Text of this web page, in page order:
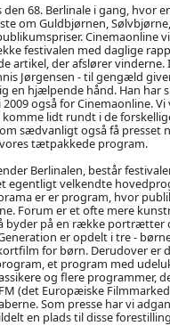
den 68. Berlinale i gang, hvor
om Guldbjørnen, Sølvbjørne,
Cinemaonline
festivalen med daglige
artikel, der afslører vinderne.
Jørgensen - til gengæld
en hjælpende hånd. Han har
også for Cinemaonline. Vi
lidt rundt i de
sædvanligt også få presset
tætpakkede program.
Berlinalen, består
egentligt velkendte
er er program, hvor
Forum er et ofte mere
byder på en række portrætter
er opdelt i tre -
for børn. Derudover er
et program med
og flere programmer,
(det Europæiske
Som presse har vi
en plads til disse